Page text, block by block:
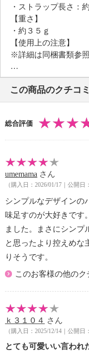
・ストラップ長さ：
【重さ】
・約３５ｇ
【使用上の注意】
※詳細は同梱書類参照
・小さなお子様の手
・ミラーの保護フィ
【原産国（地）】
・中国製
この商品のクチコミ
総合評価
umemama さん
（購入日：2026/01/17｜公開日
シンプルなデザインの
味足すのが大好きです
ました。まさにシンプ
と思ったより控えめな
りそうです。
このお客様の他のク
ｋ３１０４ さん
（購入日：2025/12/14｜公開日
とても可愛いい言われ